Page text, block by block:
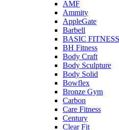
AMF
Ammity
AppleGate
Barbell
BASIC FITNESS
BH Fitness
Body Craft
Body Sculpture
Body Solid
Bowflex
Bronze Gym
Carbon
Care Fitness
Century
Clear Fit